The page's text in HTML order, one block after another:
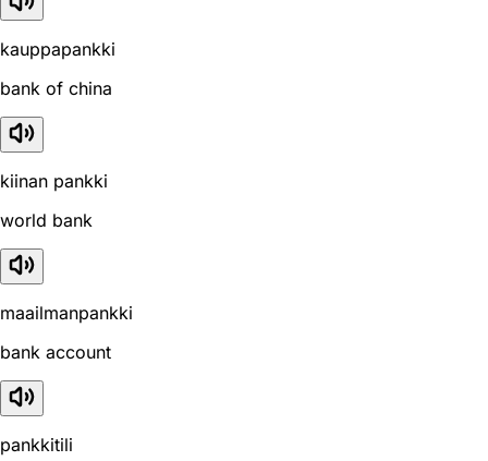
kauppapankki
bank of china
kiinan pankki
world bank
maailmanpankki
bank account
pankkitili